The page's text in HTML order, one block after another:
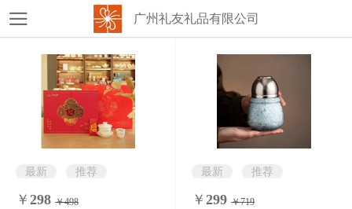
广州礼友礼品有限公司
最新 推荐
￥ 298 ￥498
最新 推荐
￥ 299 ￥719